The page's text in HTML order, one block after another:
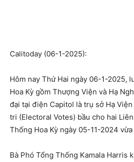
Calitoday (06-1-2025):
Hôm nay Thứ Hai ngày 06-1-2025,
Hoa Kỳ gồm Thượng Viện và Hạ
đại tại điện Capitol là trụ sở Hạ
tri (Electoral Votes) bầu cho hai
Thống Hoa Kỳ ngày 05-11-2024 vừa
Bà Phó Tổng Thống Kamala Harris